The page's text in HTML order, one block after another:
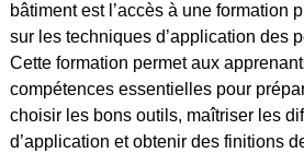
bâtiment est l’accès à une formation
sur les techniques d’application des
Cette formation permet aux
compétences essentielles pour
choisir les bons outils, maîtriser les
d’application et obtenir des finitions